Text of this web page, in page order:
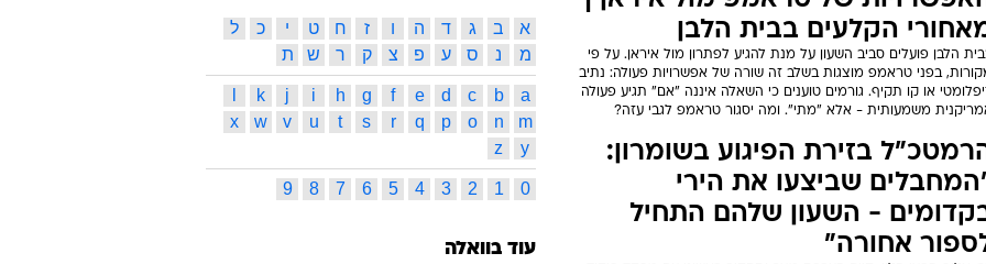
הקלעים בבית הלבן
הלבן פועלים סביב השעון על מנת להגיע לפתרון מול איראן. על פי
בפני טראמפ מוצגות בשלב זה שורה של אפשרויות פעולה: נתיב
או קו תקיף. גורמים טוענים כי השאלה איננה "אם" תגיע פעולה
משמעותית - אלא "מתי". ומה יסגור טראמפ לגבי עזה?
הרמטכ"ל בזירת הפיגוע בשומרון:
שביצעו את הירי
בקדומים - השעון שלהם התחיל
אחורה"
אלוף הרצי הלוי, קיים הערכת מצב ותחקיר ראשוני עם מפקד פיקוד
מ
נ ס ע פ צ ק ר ש ת
a
b
c
d
e
f
g
h
i
j
k
l
m
n
o
p
q
r
s
t
u
v
w
x
y
z
0
1
2
3
4
5
6
7
8
9